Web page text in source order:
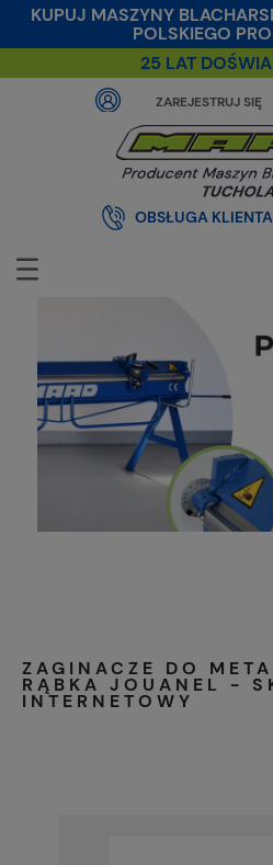
KUPUJ MASZYNY
POLSKIEGO
25 LAT
ZAREJESTRUJ SIĘ
OBSŁUGA
ZAGINACZE DO
RĄBKA JOUANEL -
INTERNETOWY